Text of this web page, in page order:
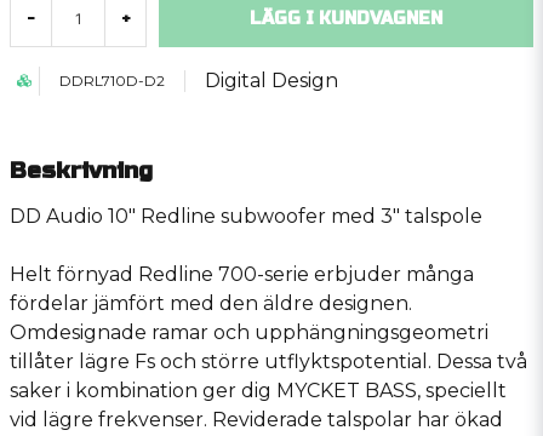
- + LÄGG I KUNDVAGNEN
DDRL710D-D2 Digital Design
Beskrivning
DD Audio 10″ Redline subwoofer med 3″ talspole
Helt förnyad Redline 700-serie erbjuder många
fördelar jämfört med den äldre designen.
Omdesignade ramar och upphängningsgeometri
tillåter lägre Fs och större utflyktspotential. Dessa två
saker i kombination ger dig MYCKET BASS, speciellt
vid lägre frekvenser. Reviderade talspolar har ökad